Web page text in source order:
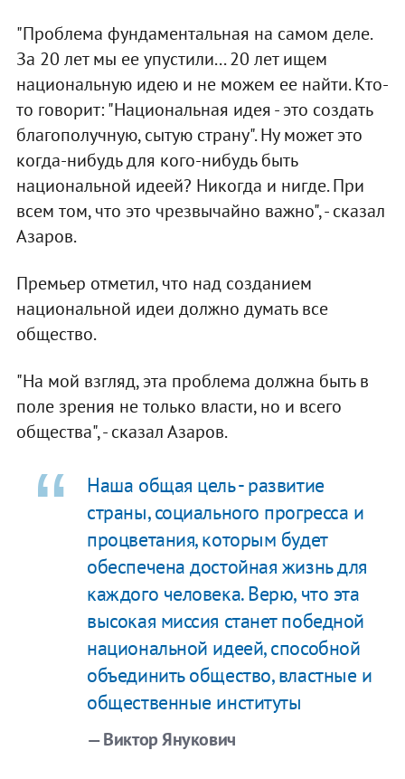
"Проблема фундаментальная на самом деле.
За 20 лет мы ее упустили... 20 лет ищем
национальную идею и не можем ее найти. Кто-
то говорит: "Национальная идея - это создать
благополучную, сытую страну". Ну может это
когда-нибудь для кого-нибудь быть
национальной идеей? Никогда и нигде. При
всем том, что это чрезвычайно важно", - сказал
Азаров.
Премьер отметил, что над созданием
национальной идеи должно думать все
общество.
"На мой взгляд, эта проблема должна быть в
поле зрения не только власти, но и всего
общества", - сказал Азаров.
Наша общая цель - развитие
страны, социального прогресса и
процветания, которым будет
обеспечена достойная жизнь для
каждого человека. Верю, что эта
высокая миссия станет победной
национальной идеей, способной
объединить общество, властные и
общественные институты
— Виктор Янукович